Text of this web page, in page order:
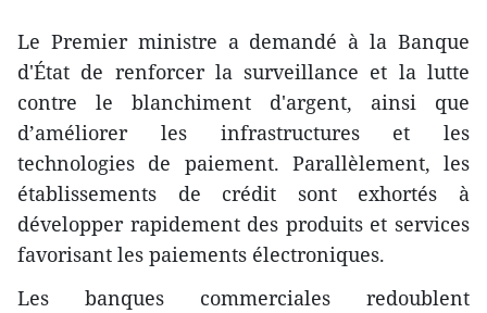
Le Premier ministre a demandé à la Banque
d'État de renforcer la surveillance et la lutte
contre le blanchiment d'argent, ainsi que
d’améliorer les infrastructures et les
technologies de paiement. Parallèlement, les
établissements de crédit sont exhortés à
développer rapidement des produits et services
favorisant les paiements électroniques.
Les banques commerciales redoublent